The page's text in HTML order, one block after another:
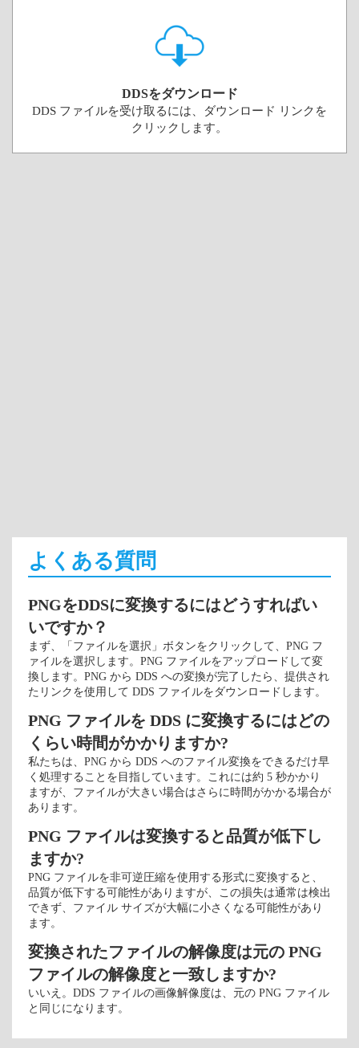
DDSをダウンロード
DDS ファイルを受け取るには、ダウンロード リンクを
クリックします。
よくある質問
PNGをDDSに変換するにはどうすればい
いですか？
まず、「ファイルを選択」ボタンをクリックして、PNG フ
ァイルを選択します。PNG ファイルをアップロードして変
換します。PNG から DDS への変換が完了したら、提供され
たリンクを使用して DDS ファイルをダウンロードします。
PNG ファイルを DDS に変換するにはどの
くらい時間がかかりますか?
私たちは、PNG から DDS へのファイル変換をできるだけ早
く処理することを目指しています。これには約 5 秒かかり
ますが、ファイルが大きい場合はさらに時間がかかる場合が
あります。
PNG ファイルは変換すると品質が低下し
ますか?
PNG ファイルを非可逆圧縮を使用する形式に変換すると、
品質が低下する可能性がありますが、この損失は通常は検出
できず、ファイル サイズが大幅に小さくなる可能性があり
ます。
変換されたファイルの解像度は元の PNG
ファイルの解像度と一致しますか?
いいえ。DDS ファイルの画像解像度は、元の PNG ファイル
と同じになります。